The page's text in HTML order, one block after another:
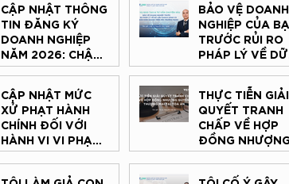
TRANH TỤNG & GIẢI QUYẾT
TRANH CHẤP
CẬP NHẬT THÔNG
TIN ĐĂNG KÝ
DOANH NGHIỆP
NĂM 2026: CHẬM
MỘT BƯỚC,
CÓ THỂ GẶP KHÓ
KHI XUẤT HÓA
ĐƠN ĐIỆN TỬ
BẢO VỆ DOANH
NGHIỆP CỦA
TRƯỚC RỦI RO
PHÁP LÝ VỀ DỮ
LIỆU KHÁCH
VÀ AN TOÀN
DOANH TRÊN
TRƯỜNG MẠNG
DỊCH VỤ ĐÀO
& TƯ VẤN
CẬP NHẬT MỨC
XỬ PHẠT HÀNH
CHÍNH ĐỐI VỚI
HÀNH VI VI PHẠM
TRONG LĨNH VỰC
THI HÀNH ÁN DÂN
THỰC TIỄN GIẢI
QUYẾT TRANH
CHẤP VỀ HỢP
ĐỒNG
QUYỀN
MẠI TẠI TÒA